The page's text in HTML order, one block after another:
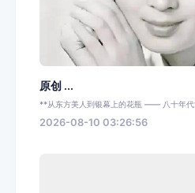
原创 ...
**从东方美人到银幕上的花瓶 —— 八十年代
2026-08-10 03:26:56